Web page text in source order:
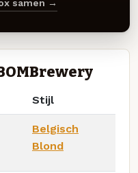
samen →
Stijl
Belgisch
Blond